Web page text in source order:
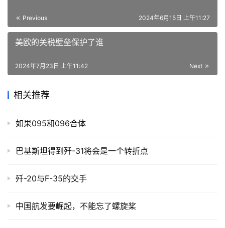
Previous 2024年6月15日 上午11:27
美欧的关税壁垒保护了谁
Next
2024年7月23日 上午11:42
相关推荐
如果095和096合体
巴基斯坦得到歼-31将会是一个转折点
歼-20与F-35的交手
中国航发要崛起，不能忘了螺旋桨